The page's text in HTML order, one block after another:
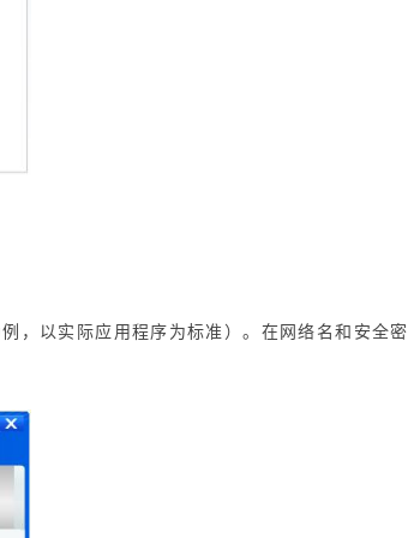
，以实际应用程序为标准）。在网络名和安全